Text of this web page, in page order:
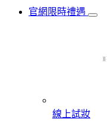
官網限時禮遇
線上試妝